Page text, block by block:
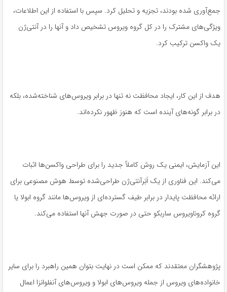
جمع‌آوری شده بودند، تجزیه و تحلیل کرد. سپس با استفاده از این اطلاعات،
ویژگی‌های مشترک را در کل گروه ویروس تشخیص داد و آنها را در آنتی‌ژن
یک واکسن ترکیب کرد.
هدف از این کار، ایجاد محافظت نه تنها در برابر ویروس‌های شناخته‌شده، بلکه
در برابر گونه‌های آینده‌ است که هنوز ظهور نکرده‌اند.
این آزمایش، ایمنی یک روش کاملاً جدید را برای طراحی واکسن‌ها اثبات
می‌کند. این فناوری از یک اَبَرآنتی‌ژن طراحی‌شده توسط هوش مصنوعی برای
ارائه محافظت پایدار در برابر طیف گسترده‌ای از ویروس‌ها مانند گروه ابولا یا
گروه کروناویروس ساربکو حتی در صورت جهش آنها استفاده می‌کند.
پژوهشگران معتقدند که ممکن است در نهایت بتوان همین راهبرد را برای سایر
خانواده‌های ویروس از جمله ویروس‌های ابولا و ویروس‌های آنفلوانزا اعمال